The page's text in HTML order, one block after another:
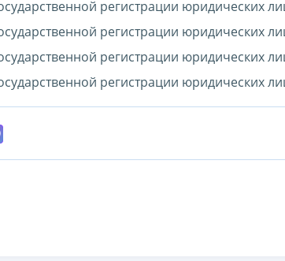
регистрации юридических
регистрации юридических
регистрации юридических
регистрации юридических